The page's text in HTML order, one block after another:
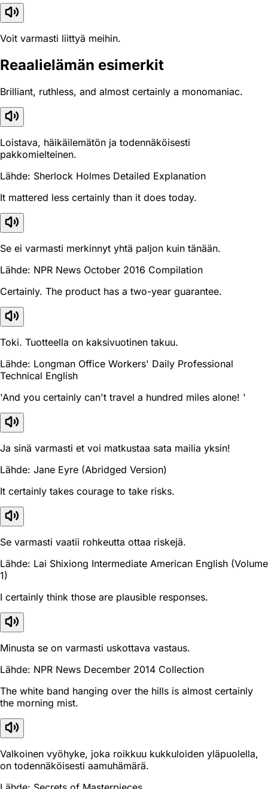
Voit varmasti liittyä meihin.
Reaali­elämän esimerkit
Brilliant, ruthless, and almost certainly a monomaniac.
Loistava, häikäilemätön ja todennäköisesti
pakkomielteinen.
Lähde: Sherlock Holmes Detailed Explanation
It mattered less certainly than it does today.
Se ei varmasti merkinnyt yhtä paljon kuin tänään.
Lähde: NPR News October 2016 Compilation
Certainly. The product has a two-year guarantee.
Toki. Tuotteella on kaksivuotinen takuu.
Lähde: Longman Office Workers' Daily Professional
Technical English
'And you certainly can't travel a hundred miles alone! '
Ja sinä varmasti et voi matkustaa sata mailia yksin!
Lähde: Jane Eyre (Abridged Version)
It certainly takes courage to take risks.
Se varmasti vaatii rohkeutta ottaa riskejä.
Lähde: Lai Shixiong Intermediate American English (Volume
1)
I certainly think those are plausible responses.
Minusta se on varmasti uskottava vastaus.
Lähde: NPR News December 2014 Collection
The white band hanging over the hills is almost certainly
the morning mist.
Valkoinen vyöhyke, joka roikkuu kukkuloiden yläpuolella,
on todennäköisesti aamuhämärä.